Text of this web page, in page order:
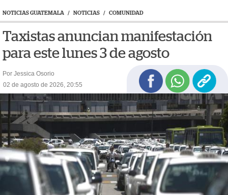
NOTICIAS GUATEMALA / NOTICIAS / COMUNIDAD
Taxistas anuncian manifestación
para este lunes 3 de agosto
Por Jessica Osorio
02 de agosto de 2026, 20:55